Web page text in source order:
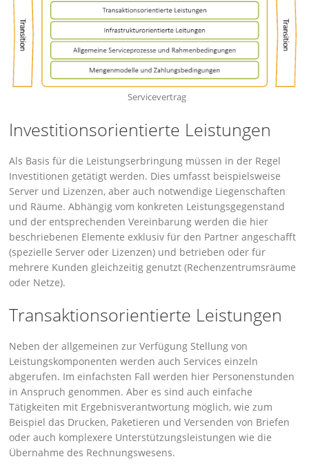
Servicevertrag
Investitionsorientierte Leistungen
Als Basis für die Leistungserbringung müssen in der Regel
Investitionen getätigt werden. Dies umfasst beispielsweise
Server und Lizenzen, aber auch notwendige Liegenschaften
und Räume. Abhängig vom konkreten Leistungsgegenstand
und der entsprechenden Vereinbarung werden die hier
beschriebenen Elemente exklusiv für den Partner angeschafft
(spezielle Server oder Lizenzen) und betrieben oder für
mehrere Kunden gleichzeitig genutzt (Rechenzentrumsräume
oder Netze).
Transaktionsorientierte Leistungen
Neben der allgemeinen zur Verfügung Stellung von
Leistungskomponenten werden auch Services einzeln
abgerufen. Im einfachsten Fall werden hier Personenstunden
in Anspruch genommen. Aber es sind auch einfache
Tätigkeiten mit Ergebnisverantwortung möglich, wie zum
Beispiel das Drucken, Paketieren und Versenden von Briefen
oder auch komplexere Unterstützungsleistungen wie die
Übernahme des Rechnungswesens.